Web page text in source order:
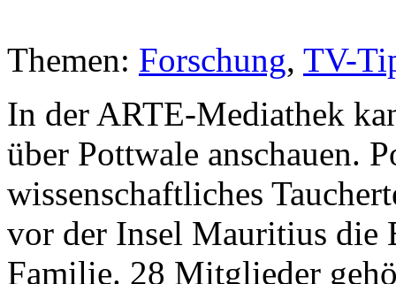
Themen: Forschung, TV-
In der ARTE-Mediathek
über Pottwale anschauen.
wissenschaftliches
vor der Insel Mauritius die
Familie. 28 Mitglieder